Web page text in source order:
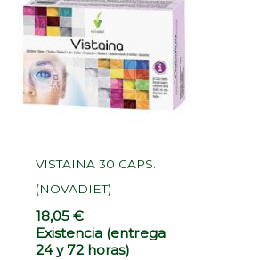
VISTAINA 30 CAPS.
(NOVADIET)
18,05€
Existencia (entrega
24 y 72 horas)